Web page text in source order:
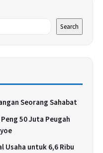
Search
Seorang Sahabat
50 Juta Peugah
Usaha untuk 6,6 Ribu